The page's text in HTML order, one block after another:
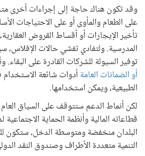
وقد تكون هناك حاجة إلى إجراءات أخرى
على الطعام والمأوى أو على الاحتياجات
تأخير الإيجارات أو أقساط القروض
المدرسية. ولتفادي تفشي حالات الإفلاس،
توفير السيولة للشركات القادرة على البقاء.
أو الضمانات العامة أدوات شائعة
الطبيعية، ويمكن استخدامها.
لكن أنماط الدعم ستتوقف على السياق
قطاعاته المالية وأنظمة الحماية
البلدان منخفضة ومتوسطة الدخل، ستكون
التنمية متعددة الأطراف وصندوق النقد